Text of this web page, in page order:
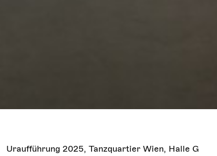
Uraufführung 2025, Tanzquartier Wien, Halle G